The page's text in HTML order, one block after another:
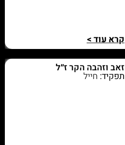
קרא עוד >
זאב וזהבה הקר ז״ל
תפקיד: חייל